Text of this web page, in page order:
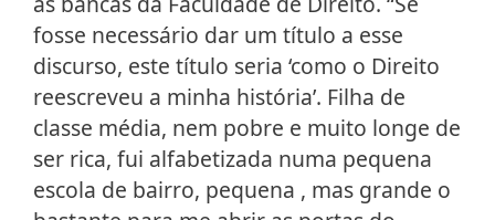
fosse necessário dar um título a esse
discurso, este título seria ‘como o Direito
reescreveu a minha história’. Filha de
classe média, nem pobre e muito longe de
ser rica, fui alfabetizada numa pequena
escola de bairro, pequena , mas grande o